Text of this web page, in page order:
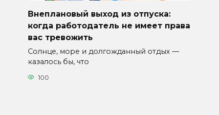
Внеплановый выход из отпуска:
когда работодатель не имеет права
вас тревожить
Солнце, море и долгожданный отдых —
казалось бы, что
100